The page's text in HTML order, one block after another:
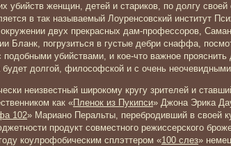
убийств женщин, детей и стариков, по долгу
в так называемый Лоуренсовский институт
двух прекрасных дам-профессоров,
Бланк, погрузиться в густые дебри снаффа,
подобными убийствами, и кое-что важное прояснить
будет долгой, философской и с очень
неизвестный широкому кругу зрителей и
как «Пленок из Пукипси» Джона Эрика
102» Мариано Перальты, перебродивший в своей
продукт совместного режиссерского
коулрофобическим сплэттером «100 слез»